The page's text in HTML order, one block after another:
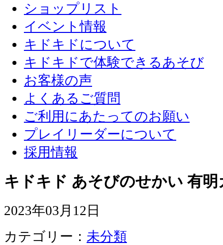
ショップリスト
イベント情報
キドキドについて
キドキドで体験できるあそび
お客様の声
よくあるご質問
ご利用にあたってのお願い
プレイリーダーについて
採用情報
キドキド あそびのせかい 有
2023年03月12日
カテゴリー： 未分類